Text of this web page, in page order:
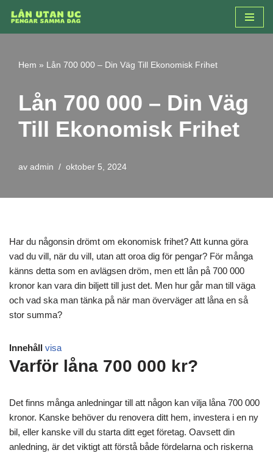
Hoppa
innehåll
Hem » Lån 700 000 – Din Väg Till Ekonomisk Frihet
Lån 700 000 – Din Väg
Till Ekonomisk Frihet
av admin oktober 5, 2024
Har du någonsin drömt om ekonomisk frihet? Att kunna göra
vad du vill, när du vill, utan att oroa dig för pengar? För många
känns detta som en avlägsen dröm, men ett lån på 700 000
kronor kan vara din biljett till just det. Men hur går man till väga
och vad ska man tänka på när man överväger att låna en så
stor summa?
Innehåll visa
Varför låna 700 000 kr?
Det finns många anledningar till att någon kan vilja låna 700 000
kronor. Kanske behöver du renovera ditt hem, investera i en ny
bil, eller kanske vill du starta ditt eget företag. Oavsett din
anledning, är det viktigt att förstå både fördelarna och riskerna